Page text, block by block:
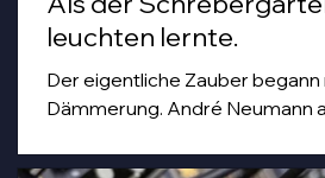
leuchten lernte.
Der eigentliche Zauber begann
Dämmerung. André Neumann
strich mit einem Geigenbogen